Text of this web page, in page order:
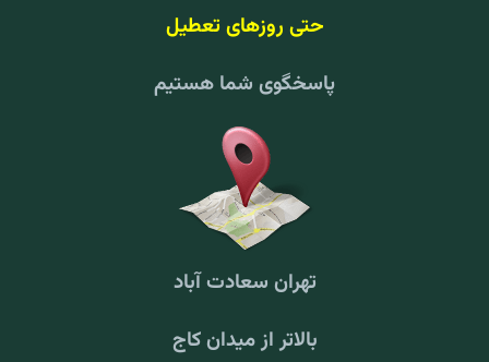
حتی روزهای تعطیل
پاسخگوی شما هستیم
تهران سعادت آباد
بالاتر از میدان کاج